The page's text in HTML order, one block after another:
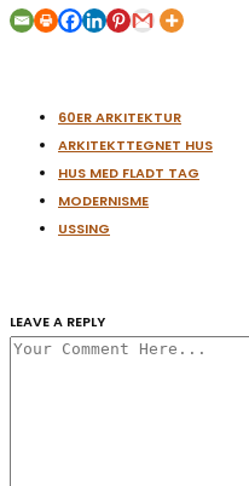
60ER ARKITEKTUR
ARKITEKTTEGNET HUS
HUS MED FLADT TAG
MODERNISME
USSING
LEAVE A REPLY